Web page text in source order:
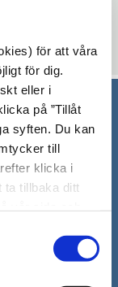
för att våra
för dig.
eller i
på ”Tillåt
syften. Du kan
till
klicka i
ta tillbaka ditt
används och
behandlar